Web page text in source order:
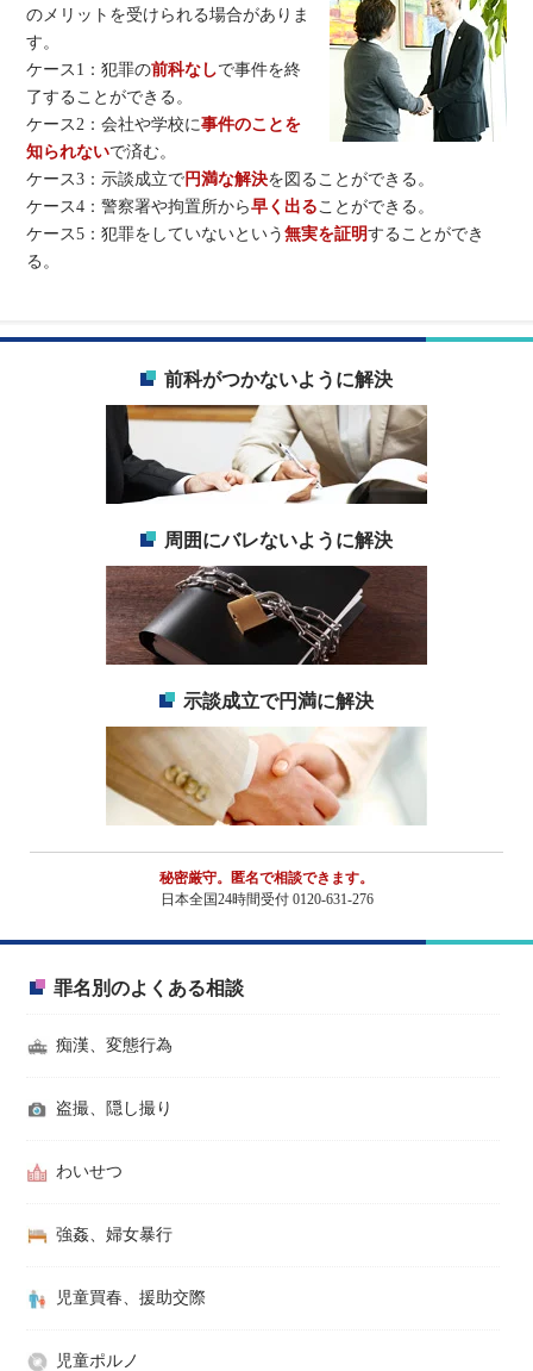
前科がつかないように解決
周囲にバレないように解決
示談成立で円満に解決
秘密厳守。匿名で相談できます。
日本全国24時間受付 0120-631-276
罪名別のよくある相談
痴漢、変態行為
盗撮、隠し撮り
わいせつ
強姦、婦女暴行
児童買春、援助交際
児童ポルノ
のメリットを受けられる場合がありま
す。
ケース1：犯罪の前科なしで事件を終
了することができる。
ケース2：会社や学校に事件のことを
知られないで済む。
ケース3：示談成立で円満な解決を図ることができる。
ケース4：警察署や拘置所から早く出ることができる。
ケース5：犯罪をしていないという無実を証明することができ
る。